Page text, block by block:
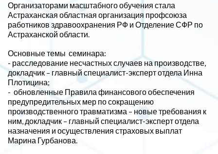
Организаторами масштабного обучения стала
Астраханская областная организация профсоюза
работников здравоохранения РФ и Отделение СФР по
Астраханской области.
Основные темы семинара:
- расследование несчастных случаев на производстве,
докладчик – главный специалист-эксперт отдела Инна
Плотицина;
- обновленные Правила финансового обеспечения
предупредительных мер по сокращению
производственного травматизма – новые требования к
ним, докладчик – главный специалист-эксперт отдела
назначения и осуществления страховых выплат
Марина Гурбанова.